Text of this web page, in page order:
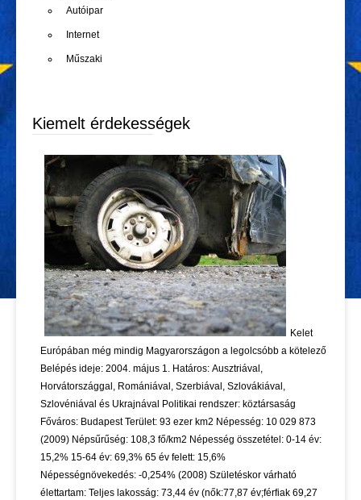
Autóipar
Internet
Műszaki
Kiemelt érdekességek
Kelet
Európában még mindig Magyarországon a legolcsóbb a kötelező
Belépés ideje: 2004. május 1. Határos: Ausztriával,
Horvátországgal, Romániával, Szerbiával, Szlovákiával,
Szlovéniával és Ukrajnával Politikai rendszer: köztársaság
Főváros: Budapest Terület: 93 ezer km2 Népesség: 10 029 873
(2009) Népsűrűség: 108,3 fő/km2 Népesség összetétel: 0-14 év:
15,2% 15-64 év: 69,3% 65 év felett: 15,6%
Népességnövekedés: -0,254% (2008) Születéskor várható
élettartam: Teljes lakosság: 73,44 év (nők:77,87 év;férfiak 69,27